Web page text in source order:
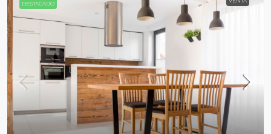
DESTACADO